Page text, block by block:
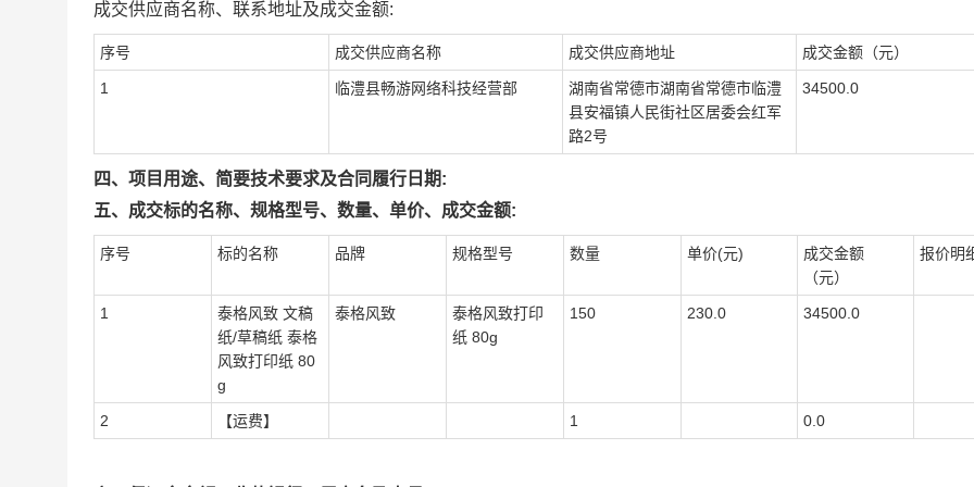
成交供应商名称、联系地址及成交金额:
序号 成交供应商名称 成交供应商地址 成交金额（元）
1 临澧县畅游网络科技经营部
湖南省常德市湖南省常德市临澧
县安福镇人民街社区居委会红军
路2号
34500.0
四、项目用途、简要技术要求及合同履行日期:
五、成交标的名称、规格型号、数量、单价、成交金额:
序号 标的名称 品牌 规格型号 数量 单价(元)
成交金额
（元）
报价明
1
泰格风致 文稿
纸/草稿纸 泰格
风致打印纸 80
g
泰格风致
泰格风致打印
纸 80g
150 230.0 34500.0
2 【运费】 1 0.0